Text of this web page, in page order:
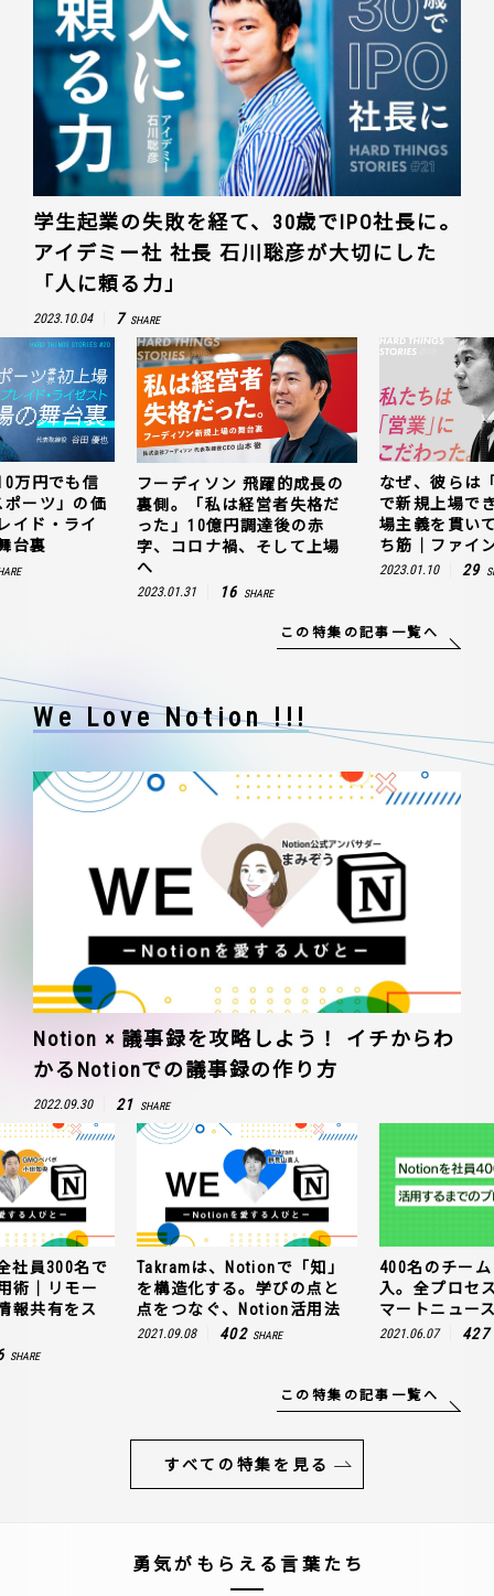
学生起業の失敗を経て、30歳でIPO社長に。
アイデミー社 社長 石川聡彦が大切にした
「人に頼る力」
2023.10.04 7 SHARE
万円でも信
ーツ」の価
イド・ライ
台裏
フーディソン 飛躍的成長の
裏側。「私は経営者失格だ
った」10億円調達後の赤
字、コロナ禍、そして上場
へ
2023.01.31 16 SHARE
なぜ、彼らは
で新規上場で
場主義を貫い
ち筋｜ファイ
2023.01.10 29
この特集の記事一覧へ
We Love Notion !!!
Notion × 議事録を攻略しよう！ イチからわ
かるNotionでの議事録の作り方
2022.09.30 21 SHARE
社員300名で
術｜リモー
報共有をス
SHARE
Takramは、Notionで「知」
を構造化する。学びの点と
点をつなぐ、Notion活用法
2021.09.08 402 SHARE
400名のチー
入。全プロセ
マートニュー
2021.06.07 427
この特集の記事一覧へ
すべての特集を見る
勇気がもらえる言葉たち